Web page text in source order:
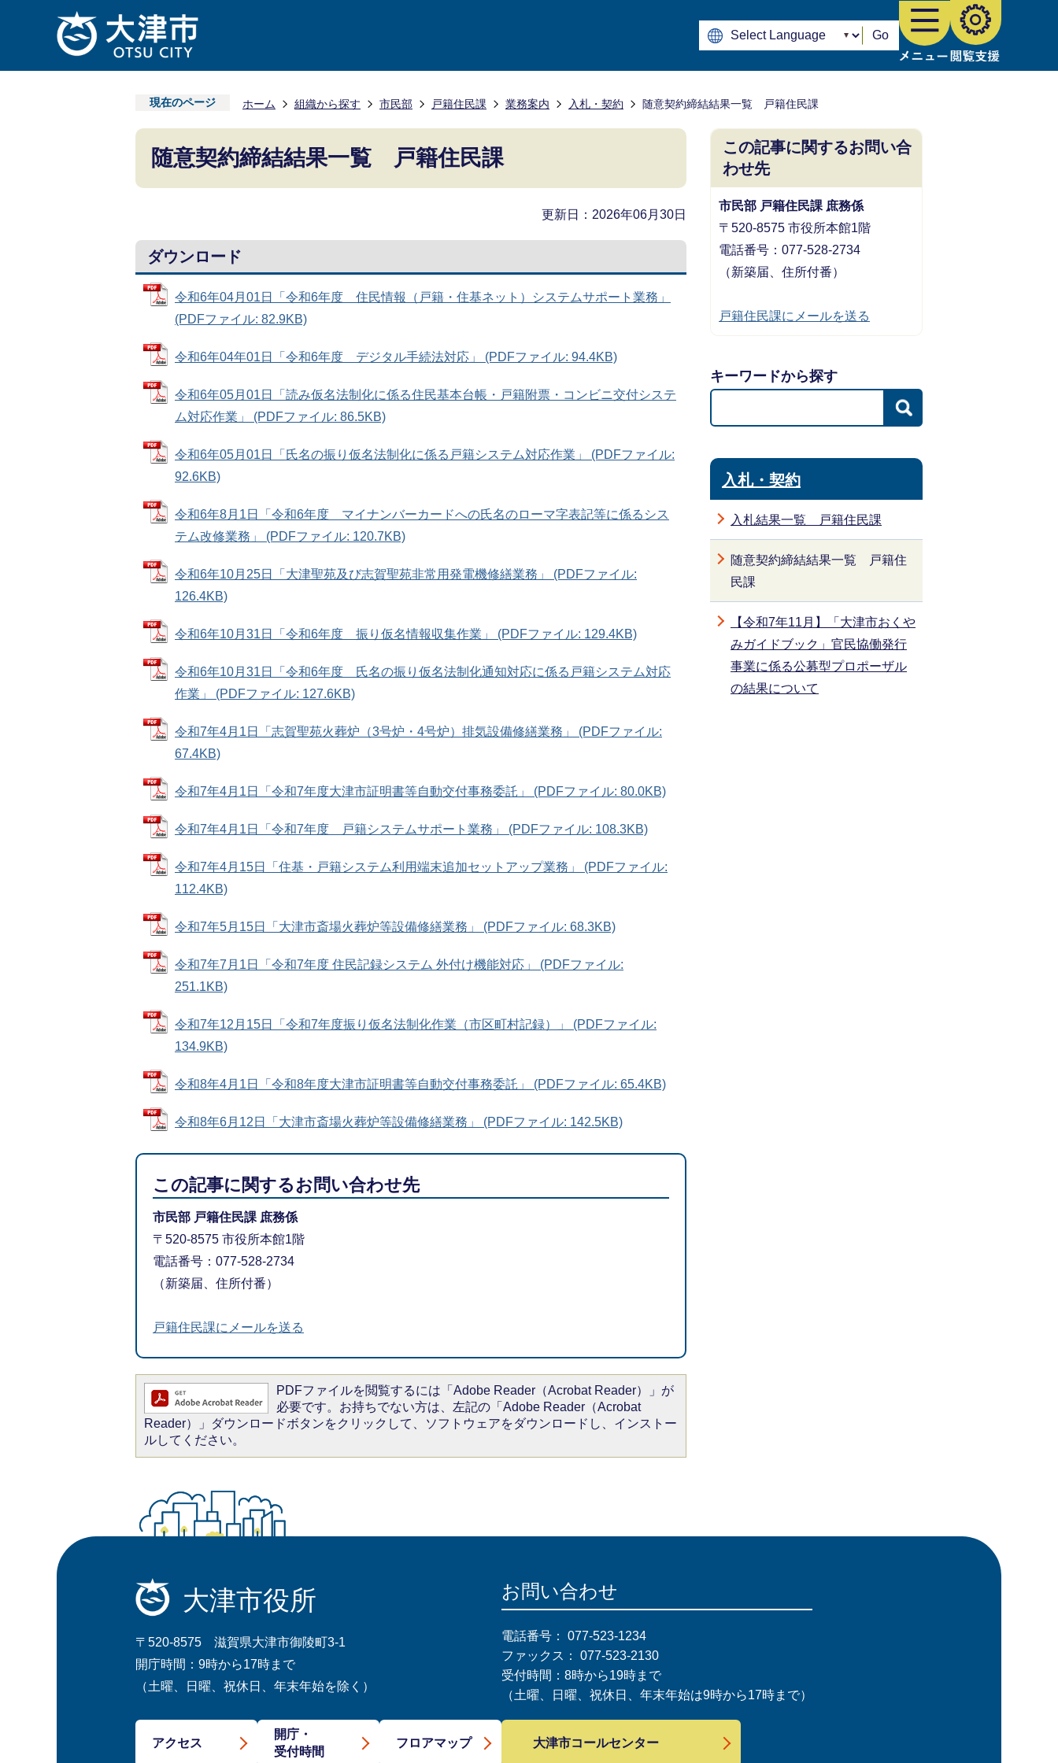
Go
現在のページ ホーム 組織から探す 市民部 戸籍住民課 業務案内 入札・契約 随意契約締結結果一覧 戸籍住民課
随意契約締結結果一覧 戸籍住民課
更新日：2026年06月30日
ダウンロード
令和6年04月01日「令和6年度 住民情報（戸籍・住基ネット）システムサポート業務」
(PDFファイル: 82.9KB)
令和6年04年01日「令和6年度 デジタル手続法対応」 (PDFファイル: 94.4KB)
令和6年05月01日「読み仮名法制化に係る住民基本台帳・戸籍附票・コンビニ交付システ
ム対応作業」 (PDFファイル: 86.5KB)
令和6年05月01日「氏名の振り仮名法制化に係る戸籍システム対応作業」 (PDFファイル:
92.6KB)
令和6年8月1日「令和6年度 マイナンバーカードへの氏名のローマ字表記等に係るシス
テム改修業務」 (PDFファイル: 120.7KB)
令和6年10月25日「大津聖苑及び志賀聖苑非常用発電機修繕業務」 (PDFファイル:
126.4KB)
令和6年10月31日「令和6年度 振り仮名情報収集作業」 (PDFファイル: 129.4KB)
令和6年10月31日「令和6年度 氏名の振り仮名法制化通知対応に係る戸籍システム対応
作業」 (PDFファイル: 127.6KB)
令和7年4月1日「志賀聖苑火葬炉（3号炉・4号炉）排気設備修繕業務」 (PDFファイル:
67.4KB)
令和7年4月1日「令和7年度大津市証明書等自動交付事務委託」 (PDFファイル: 80.0KB)
令和7年4月1日「令和7年度 戸籍システムサポート業務」 (PDFファイル: 108.3KB)
令和7年4月15日「住基・戸籍システム利用端末追加セットアップ業務」 (PDFファイル:
112.4KB)
令和7年5月15日「大津市斎場火葬炉等設備修繕業務」 (PDFファイル: 68.3KB)
令和7年7月1日「令和7年度 住民記録システム 外付け機能対応」 (PDFファイル:
251.1KB)
令和7年12月15日「令和7年度振り仮名法制化作業（市区町村記録）」 (PDFファイル:
134.9KB)
令和8年4月1日「令和8年度大津市証明書等自動交付事務委託」 (PDFファイル: 65.4KB)
令和8年6月12日「大津市斎場火葬炉等設備修繕業務」 (PDFファイル: 142.5KB)
この記事に関するお問い合わせ先
市民部 戸籍住民課 庶務係
〒520-8575 市役所本館1階
電話番号：077-528-2734
（新築届、住所付番）
戸籍住民課にメールを送る
PDFファイルを閲覧するには「Adobe Reader（Acrobat Reader）」が
必要です。お持ちでない方は、左記の「Adobe Reader（Acrobat
Reader）」ダウンロードボタンをクリックして、ソフトウェアをダウンロードし、インストー
ルしてください。
この記事に関するお問い合
わせ先
市民部 戸籍住民課 庶務係
〒520-8575 市役所本館1階
電話番号：077-528-2734
（新築届、住所付番）
戸籍住民課にメールを送る
キーワードから探す
入札・契約
入札結果一覧 戸籍住民課
随意契約締結結果一覧 戸籍住
民課
【令和7年11月】「大津市おくや
みガイドブック」官民協働発行
事業に係る公募型プロポーザル
の結果について
大津市役所
〒520-8575 滋賀県大津市御陵町3-1
開庁時間：9時から17時まで
（土曜、日曜、祝休日、年末年始を除く）
アクセス
開庁・
受付時間
フロアマップ
お問い合わせ
電話番号： 077-523-1234
ファックス： 077-523-2130
受付時間：8時から19時まで
（土曜、日曜、祝休日、年末年始は9時から17時まで）
大津市コールセンター